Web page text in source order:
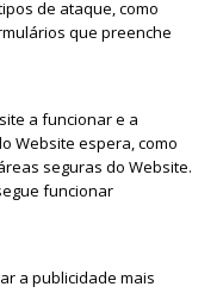
de ataque, como
que preenche
a funcionar e a
Website espera, como
seguras do Website.
funcionar
a publicidade mais